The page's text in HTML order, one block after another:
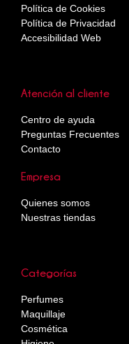
Categorías
Perfumes
Maquillaje
Cosmética
Atención al cliente
Centro de ayuda
Preguntas Frecuentes
Contacto
Empresa
Quienes somos
Nuestras tiendas
Política de Cookies
Política de Privacidad
Accesibilidad Web